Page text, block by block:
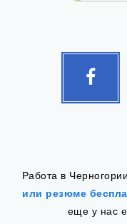
Facebook
Работа в
или резюме
еще у нас